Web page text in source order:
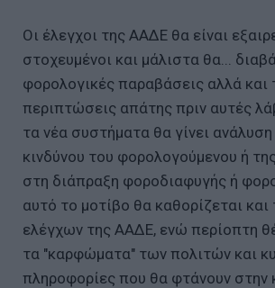
Οι έλεγχοι της ΑΑΔΕ θα είναι
στοχευμένοι και μάλιστα θα...
φορολογικές παραβάσεις αλλά και
περιπτώσεις απάτης πριν αυτές
τα νέα συστήματα θα γίνει
κινδύνου του φορολογούμενου ή
στη διάπραξη φοροδιαφυγής ή
αυτό το μοτίβο θα καθορίζεται
ελέγχων της ΑΑΔΕ, ενώ περίοπτη
τα "καρφώματα" των πολιτών και
πληροφορίες που θα φτάνουν στην